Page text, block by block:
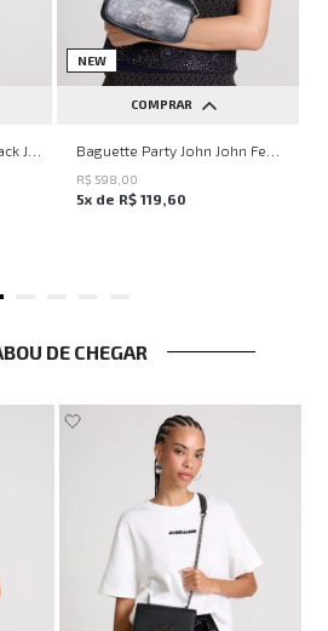
NEW
COMPRAR
UN
R$ 598 00
5x de R$ 119 60
DE CHEGAR